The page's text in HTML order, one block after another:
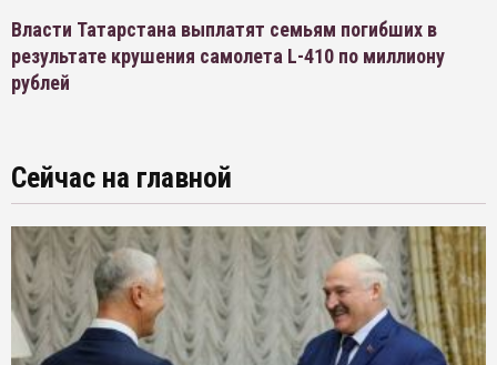
Власти Татарстана выплатят семьям погибших в
результате крушения самолета L-410 по миллиону
рублей
Сейчас на главной